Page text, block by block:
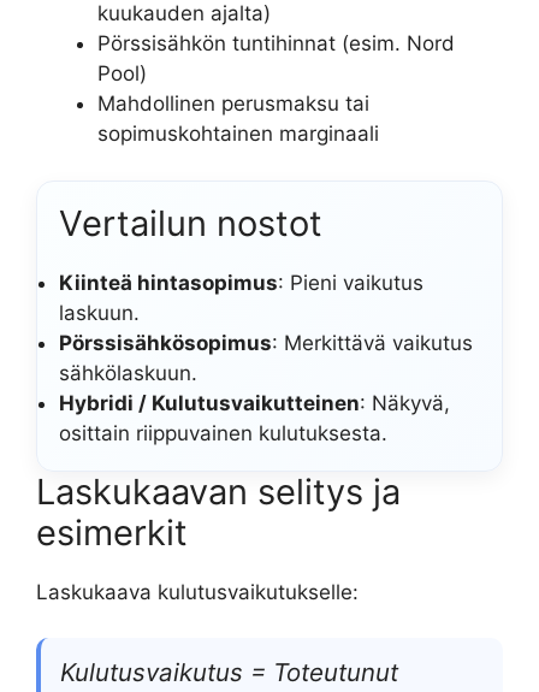
kuukauden ajalta)
Pörssisähkön tuntihinnat (esim. Nord
Pool)
Mahdollinen perusmaksu tai
sopimuskohtainen marginaali
Vertailun nostot
Kiinteä hintasopimus: Pieni vaikutus
laskuun.
Pörssisähkösopimus: Merkittävä vaikutus
sähkölaskuun.
Hybridi / Kulutusvaikutteinen: Näkyvä,
osittain riippuvainen kulutuksesta.
Laskukaavan selitys ja
esimerkit
Laskukaava kulutusvaikutukselle:
Kulutusvaikutus = Toteutunut